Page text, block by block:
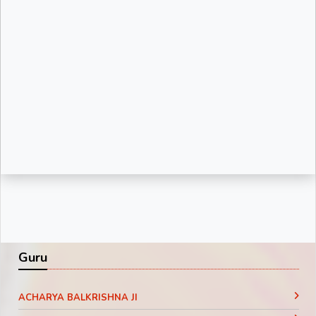
Guru
ACHARYA BALKRISHNA JI